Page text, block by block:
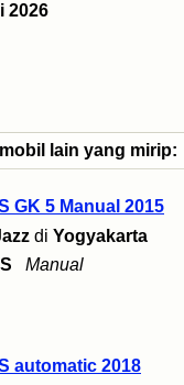
2026
lain yang mirip:
GK 5 Manual 2015
di Yogyakarta
Manual
automatic 2018